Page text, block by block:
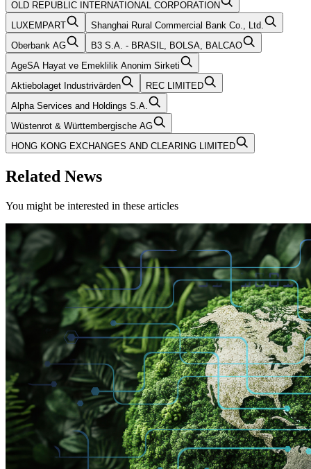
OLD REPUBLIC INTERNATIONAL CORPORATION
LUXEMPART
Shanghai Rural Commercial Bank Co., Ltd.
Oberbank AG
B3 S.A. - BRASIL, BOLSA, BALCAO
AgeSA Hayat ve Emeklilik Anonim Sirketi
Aktiebolaget Industrivärden
REC LIMITED
Alpha Services and Holdings S.A.
Wüstenrot & Württembergische AG
HONG KONG EXCHANGES AND CLEARING LIMITED
Related News
You might be interested in these articles